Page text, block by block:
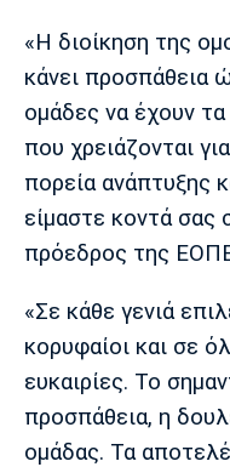
Λίβερπουλ
Ίντερ
Ντόρτμουντ
«Η διοίκηση της
κάνει προσπάθεια
ομάδες να έχουν
που χρειάζονται
πορεία ανάπτυξης
είμαστε κοντά σας
πρόεδρος της
«Σε κάθε γενιά
κορυφαίοι και σε
ευκαιρίες. Το
προσπάθεια, η
ομάδας. Τα